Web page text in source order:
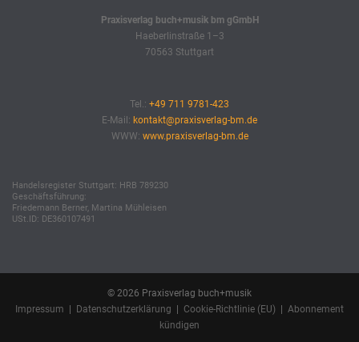
Praxisverlag buch+musik bm gGmbH
Haeberlinstraße 1–3
70563 Stuttgart
Tel.: +49 711 9781-423
E-Mail: kontakt@praxisverlag-bm.de
WWW: www.praxisverlag-bm.de
Handelsregister Stuttgart: HRB 789230
Geschäftsführung:
Friedemann Berner, Martina Mühleisen
USt.ID: DE360107491
© 2026 Praxisverlag buch+musik
Impressum
Datenschutzerklärung Cookie-Richtlinie (EU)
Abonnement
kündigen